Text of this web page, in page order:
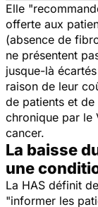
Elle
offerte aux
(absence de
ne présentent
jusque-là
raison de leur
de patients et
chronique par le
cancer.
La baisse
une
La HAS définit
"informer les